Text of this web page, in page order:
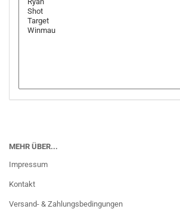
MEHR ÜBER...
Impressum
Kontakt
Versand- & Zahlungsbedingungen